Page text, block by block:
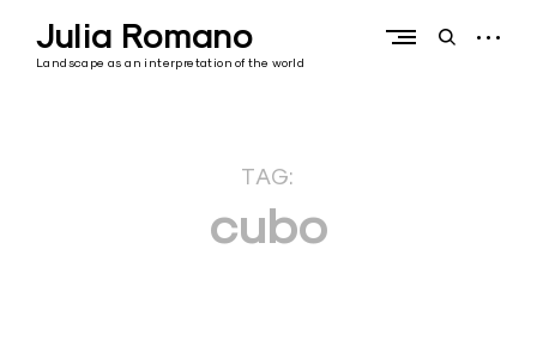
contentJulia Romano
Landscape as an interpretation of the world
openopen
TAG:
cubo